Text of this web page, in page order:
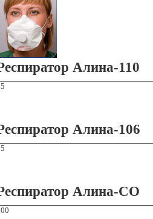
Алина-110
Алина-106
Алина-СО